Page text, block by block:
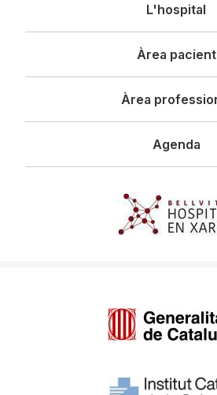
principal
L'hospital
Àrea pacient
Àrea
Agenda